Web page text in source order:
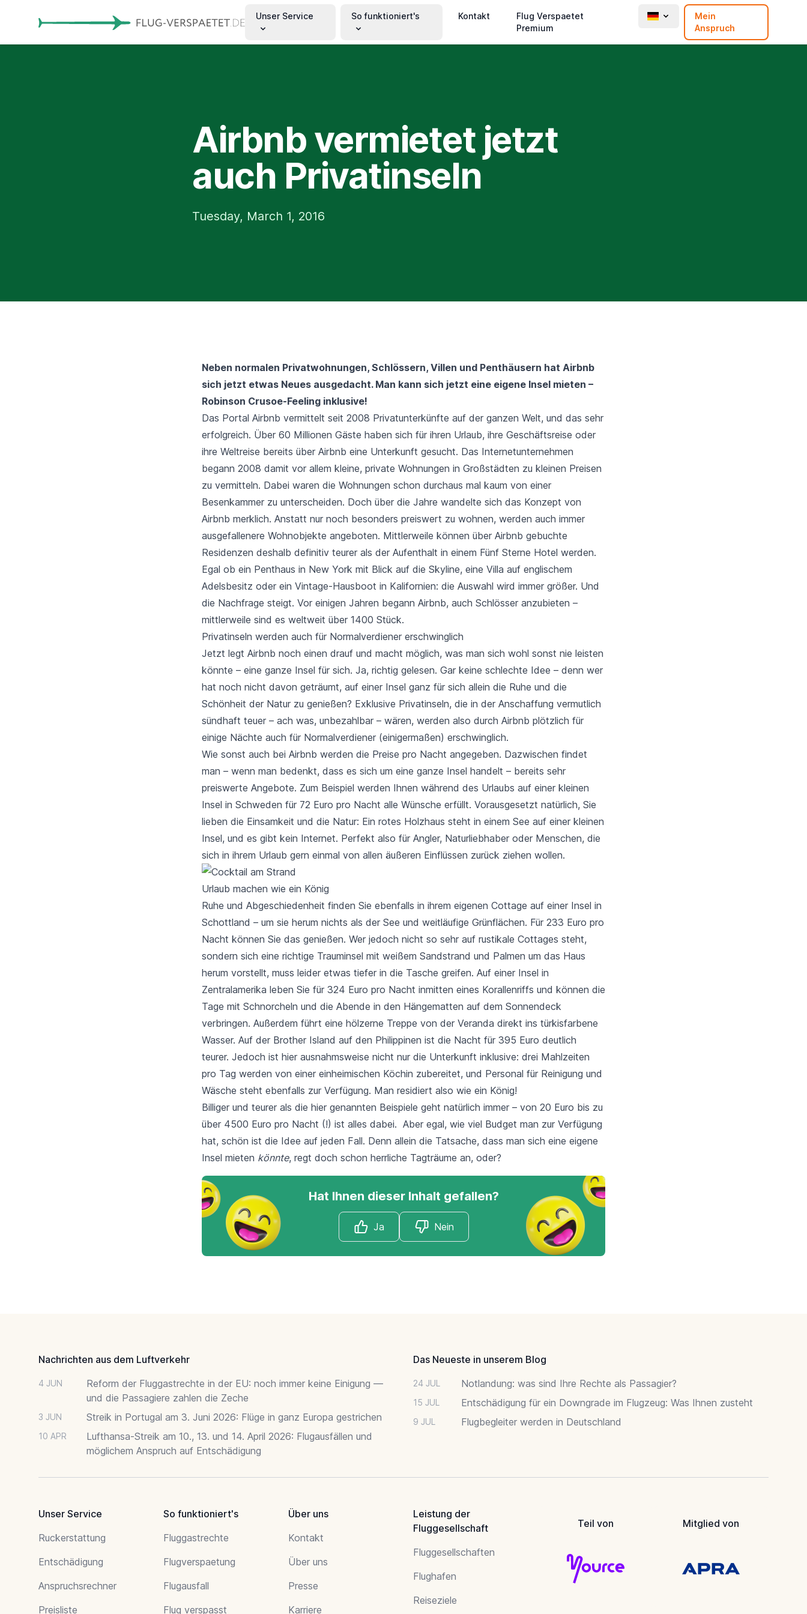
Unser Service So funktioniert's Kontakt
Flug Verspaetet
Premium
Mein
Anspruch
Airbnb vermietet jetzt
auch Privatinseln
Tuesday, March 1, 2016
Neben normalen Privatwohnungen, Schlössern, Villen und Penthäusern hat Airbnb
sich jetzt etwas Neues ausgedacht. Man kann sich jetzt eine eigene Insel mieten –
Robinson Crusoe-Feeling inklusive!
Das Portal Airbnb vermittelt seit 2008 Privatunterkünfte auf der ganzen Welt, und das sehr
erfolgreich. Über 60 Millionen Gäste haben sich für ihren Urlaub, ihre Geschäftsreise oder
ihre Weltreise bereits über Airbnb eine Unterkunft gesucht. Das Internetunternehmen
begann 2008 damit vor allem kleine, private Wohnungen in Großstädten zu kleinen Preisen
zu vermitteln. Dabei waren die Wohnungen schon durchaus mal kaum von einer
Besenkammer zu unterscheiden. Doch über die Jahre wandelte sich das Konzept von
Airbnb merklich. Anstatt nur noch besonders preiswert zu wohnen, werden auch immer
ausgefallenere Wohnobjekte angeboten. Mittlerweile können über Airbnb gebuchte
Residenzen deshalb definitiv teurer als der Aufenthalt in einem Fünf Sterne Hotel werden.
Egal ob ein Penthaus in New York mit Blick auf die Skyline, eine Villa auf englischem
Adelsbesitz oder ein Vintage-Hausboot in Kalifornien: die Auswahl wird immer größer. Und
die Nachfrage steigt. Vor einigen Jahren begann Airbnb, auch Schlösser anzubieten –
mittlerweile sind es weltweit über 1400 Stück.
Privatinseln werden auch für Normalverdiener erschwinglich
Jetzt legt Airbnb noch einen drauf und macht möglich, was man sich wohl sonst nie leisten
könnte – eine ganze Insel für sich. Ja, richtig gelesen. Gar keine schlechte Idee – denn wer
hat noch nicht davon geträumt, auf einer Insel ganz für sich allein die Ruhe und die
Schönheit der Natur zu genießen? Exklusive Privatinseln, die in der Anschaffung vermutlich
sündhaft teuer – ach was, unbezahlbar – wären, werden also durch Airbnb plötzlich für
einige Nächte auch für Normalverdiener (einigermaßen) erschwinglich.
Wie sonst auch bei Airbnb werden die Preise pro Nacht angegeben. Dazwischen findet
man – wenn man bedenkt, dass es sich um eine ganze Insel handelt – bereits sehr
preiswerte Angebote. Zum Beispiel werden Ihnen während des Urlaubs auf einer kleinen
Insel in Schweden für 72 Euro pro Nacht alle Wünsche erfüllt. Vorausgesetzt natürlich, Sie
lieben die Einsamkeit und die Natur: Ein rotes Holzhaus steht in einem See auf einer kleinen
Insel, und es gibt kein Internet. Perfekt also für Angler, Naturliebhaber oder Menschen, die
sich in ihrem Urlaub gern einmal von allen äußeren Einflüssen zurück ziehen wollen.
Urlaub machen wie ein König
Ruhe und Abgeschiedenheit finden Sie ebenfalls in ihrem eigenen Cottage auf einer Insel in
Schottland – um sie herum nichts als der See und weitläufige Grünflächen. Für 233 Euro pro
Nacht können Sie das genießen. Wer jedoch nicht so sehr auf rustikale Cottages steht,
sondern sich eine richtige Trauminsel mit weißem Sandstrand und Palmen um das Haus
herum vorstellt, muss leider etwas tiefer in die Tasche greifen. Auf einer Insel in
Zentralamerika leben Sie für 324 Euro pro Nacht inmitten eines Korallenriffs und können die
Tage mit Schnorcheln und die Abende in den Hängematten auf dem Sonnendeck
verbringen. Außerdem führt eine hölzerne Treppe von der Veranda direkt ins türkisfarbene
Wasser. Auf der Brother Island auf den Philippinen ist die Nacht für 395 Euro deutlich
teurer. Jedoch ist hier ausnahmsweise nicht nur die Unterkunft inklusive: drei Mahlzeiten
pro Tag werden von einer einheimischen Köchin zubereitet, und Personal für Reinigung und
Wäsche steht ebenfalls zur Verfügung. Man residiert also wie ein König!
Billiger und teurer als die hier genannten Beispiele geht natürlich immer – von 20 Euro bis zu
über 4500 Euro pro Nacht (!) ist alles dabei. Aber egal, wie viel Budget man zur Verfügung
hat, schön ist die Idee auf jeden Fall. Denn allein die Tatsache, dass man sich eine eigene
Insel mieten könnte, regt doch schon herrliche Tagträume an, oder?
Hat Ihnen dieser Inhalt gefallen?
Ja Nein
Nachrichten aus dem Luftverkehr
4 JUN
Reform der Fluggastrechte in der EU: noch immer keine Einigung —
und die Passagiere zahlen die Zeche
3 JUN Streik in Portugal am 3. Juni 2026: Flüge in ganz Europa gestrichen
10 APR
Lufthansa-Streik am 10., 13. und 14. April 2026: Flugausfällen und
möglichem Anspruch auf Entschädigung
Das Neueste in unserem Blog
24 JUL Notlandung: was sind Ihre Rechte als Passagier?
15 JUL Entschädigung für ein Downgrade im Flugzeug: Was Ihnen zusteht
9 JUL Flugbegleiter werden in Deutschland
Unser Service
Ruckerstattung
Entschädigung
Anspruchsrechner
Preisliste
So funktioniert's
Fluggastrechte
Flugverspaetung
Flugausfall
Flug verspasst
Über uns
Kontakt
Über uns
Presse
Karriere
Leistung der
Fluggesellschaft
Fluggesellschaften
Flughafen
Reiseziele
Teil von Mitglied von